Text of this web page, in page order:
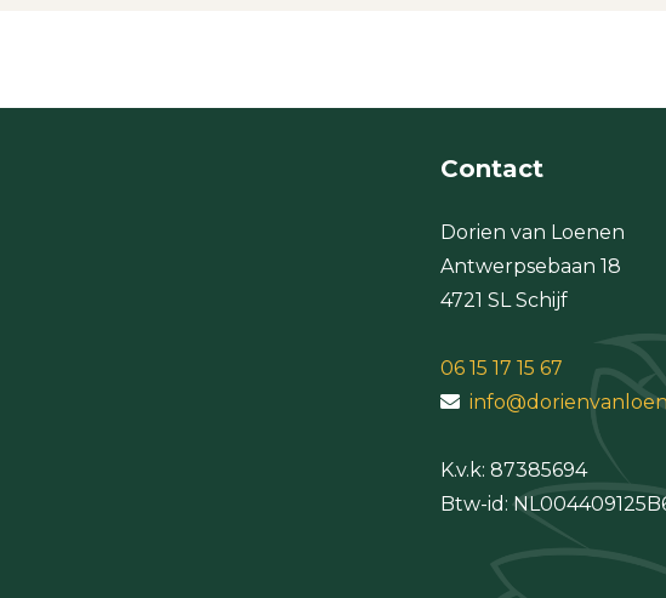
Contact
Dorien van Loenen
Antwerpsebaan 18
4721 SL Schijf
06 15 17 15 67
K.v.k:
Btw-id: